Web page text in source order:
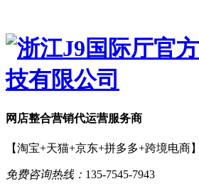
网店整合营销代运营服务商
【淘宝+天猫+京东+拼多多+跨境电商】
免费咨询热线： 135-7545-7943